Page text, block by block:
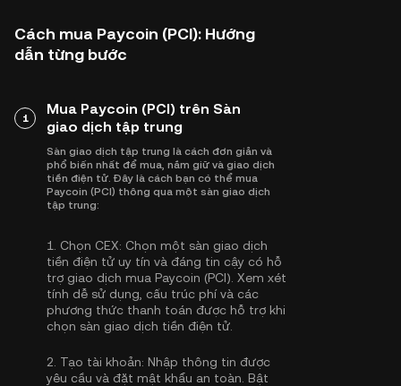
Cách mua Paycoin (PCI): Hướng
dẫn từng bước
1
Mua Paycoin (PCI) trên Sàn
giao dịch tập trung
Sàn giao dịch tập trung là cách đơn giản và
phổ biến nhất để mua, nắm giữ và giao dịch
tiền điện tử. Đây là cách bạn có thể mua
Paycoin (PCI) thông qua một sàn giao dịch
tập trung:
1. Chọn CEX: Chọn một sàn giao dịch
tiền điện tử uy tín và đáng tin cậy có hỗ
trợ giao dịch mua Paycoin (PCI). Xem xét
tính dễ sử dụng, cấu trúc phí và các
phương thức thanh toán được hỗ trợ khi
chọn sàn giao dịch tiền điện tử.
2. Tạo tài khoản: Nhập thông tin được
yêu cầu và đặt mật khẩu an toàn. Bật